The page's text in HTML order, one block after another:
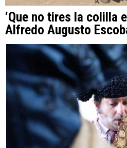
‘Que no tires la colilla
Alfredo Augusto